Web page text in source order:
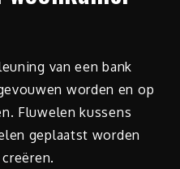
van een bank
worden en op
Fluwelen kussens
geplaatst worden